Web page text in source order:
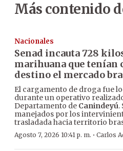
Más contenido
Nacionales
Senad incauta 728
marihuana que tenían
destino el mercado
El cargamento de droga fue
durante un operativo
Departamento de Canindeyú.
manejados por los
trasladada hacia territorio
Agosto 7, 2026 10:41 p. m. · Carlos